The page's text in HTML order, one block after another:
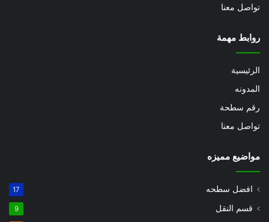
تواصل معنا
روابط مهمة
الرئيسية
المدونه
رقم سطحة
تواصل معنا
مواضيع مميزه
افضل سطحه 17
قسم النقل 9